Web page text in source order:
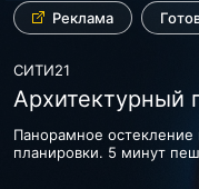
Реклама от
Донстрой
ОСТРОВ.
До 30 августа -
квартир на западе
Реклама
ДОНСТРОЙ
СИМВОЛ
До 30 августа –
Реклама
СИТИ21
Архитектурный
Панорамное остекление
планировки. 5 минут
Реклама